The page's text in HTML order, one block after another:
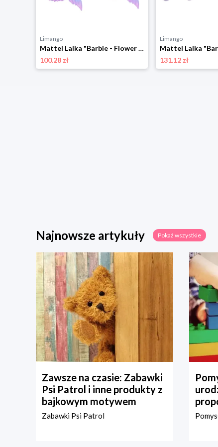
Limango
Mattel Lalka "Barbie - Flower Magic Mermaid" - 3+ rozmiar: onesize
100.28 zł
Limango
131.12 zł
Najnowsze artykuły Pokaż wszystkie
Zawsze na czasie: Zabawki
Psi Patrol i inne produkty z
bajkowym motywem
Zabawki Psi Patrol